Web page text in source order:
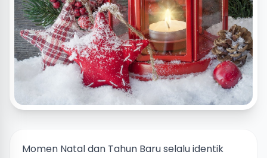
Momen Natal dan Tahun Baru selalu identik